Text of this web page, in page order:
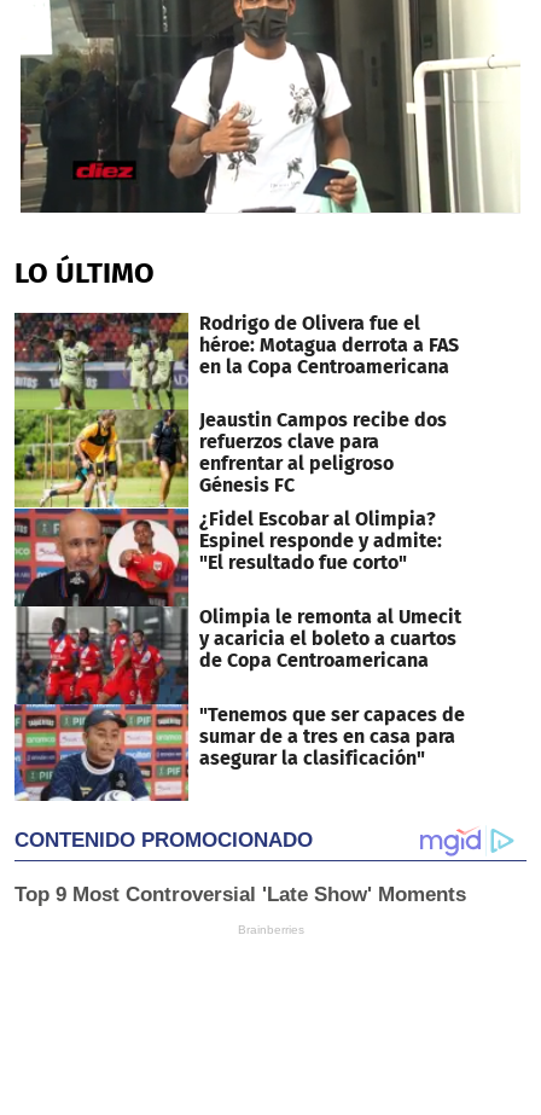
of
54
LO ÚLTIMO
Rodrigo de Olivera fue el
héroe: Motagua derrota a FAS
en la Copa Centroamericana
Jeaustin Campos recibe dos
refuerzos clave para
enfrentar al peligroso
Génesis FC
¿Fidel Escobar al Olimpia?
Espinel responde y admite:
"El resultado fue corto"
Olimpia le remonta al Umecit
y acaricia el boleto a cuartos
de Copa Centroamericana
"Tenemos que ser capaces de
sumar de a tres en casa para
asegurar la clasificación"